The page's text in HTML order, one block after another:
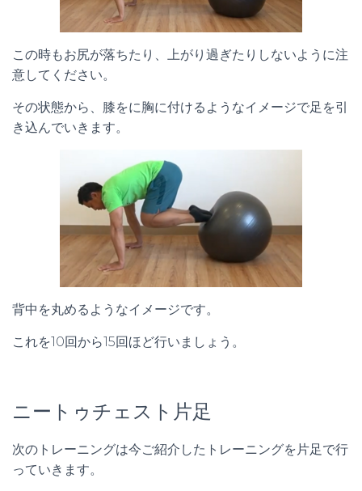
この時もお尻が落ちたり、上がり過ぎたりしないように注
意してください。
その状態から、膝をに胸に付けるようなイメージで足を引
き込んでいきます。
背中を丸めるようなイメージです。
これを10回から15回ほど行いましょう。
ニートゥチェスト片足
次のトレーニングは今ご紹介したトレーニングを片足で行
っていきます。